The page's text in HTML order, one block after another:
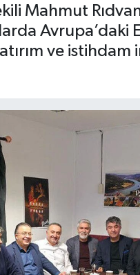
Mahmut
Avrupa’daki
ve